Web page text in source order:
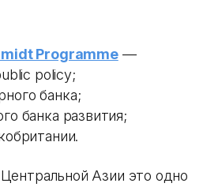
Programme—
policy;
банка;
банка развития;
Азии это одно